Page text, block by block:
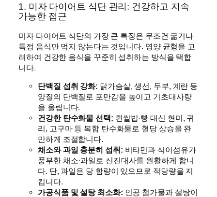
1. 미자 다이어트 식단 관리: 건강하고 지속
가능한 접근
미자 다이어트 식단의 가장 큰 특징은 무조건 굶거나
특정 음식만 먹지 않는다는 것입니다. 영양 균형을 고
려하여 건강한 음식을 꾸준히 섭취하는 방식을 택합
니다.
단백질 섭취 강화: 닭가슴살, 생선, 두부, 계란 등
양질의 단백질로 포만감을 높이고 기초대사량
을 올립니다.
건강한 탄수화물 선택: 흰쌀밥·빵 대신 현미, 귀
리, 고구마 등 복합 탄수화물로 혈당 상승을 완
만하게 조절합니다.
채소와 과일 충분히 섭취: 비타민과 식이섬유가
풍부한 채소·과일로 신진대사를 원활하게 합니
다. 단, 과일은 당 함량이 있으므로 적당량을 지
킵니다.
가공식품 및 설탕 최소화: 인공 첨가물과 설탕이